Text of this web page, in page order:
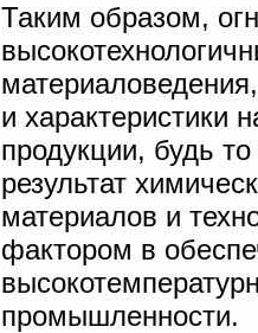
Таким образом,
и характеристики
продукции, будь
результат
материалов и
фактором в
промышленности.